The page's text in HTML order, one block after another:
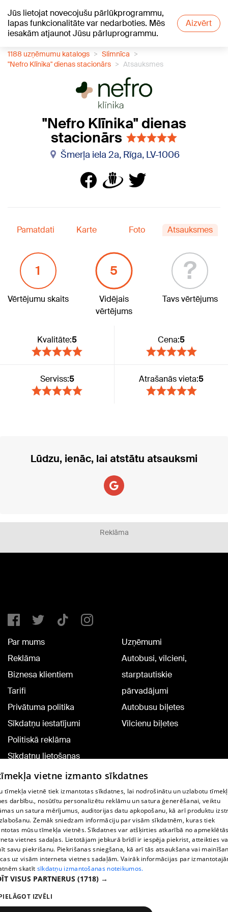
Jūs lietojat novecojušu pārlūkprogrammu,
lapas funkcionalitāte var nedarboties. Mēs
iesakām atjaunot Jūsu pārluprogrammu.
Aizvērt
+12°C
1188 uzņēmumu katalogs
Slimnīca
"Nefro Klīnika" dienas stacionārs
Atsauksmes
"Nefro Klīnika" dienas
stacionārs
Šmerļa iela 2a, Rīga, LV-1006
Pamatdati Karte Foto Atsauksmes
1
Vērtējumu skaits
5
Vidējais
vērtējums
?
Tavs vērtējums
Kvalitāte:5 Cena:5
Serviss:5 Atrašanās vieta:5
Lūdzu, ienāc, lai atstātu atsauksmi
Reklāma
Par mums
Reklāma
Biznesa klientiem
Tarifi
Privātuma politika
Sīkdatņu iestatījumi
Politiskā reklāma
Sīkdatņu lietošanas
noteikumi
Komentāru pievienošana
Uzņēmumi
Autobusi, vilcieni,
starptautiskie
pārvadājumi
Autobusu biļetes
Vilcienu biļetes
TV programma
Līguma noteikumi
360 Ziņu kontakti
Helio Media
Portāla palīdzības dienests: e-pasts -
vietne izmanto sīkdatnes
tīmekļa vietnē tiek izmantotas sīkdatnes, lai nodrošinātu un uzlabotu
darbību., nosūtītu personalizētu reklāmu un satura ģenerēšanai, veiktu
un satura mērījumus, auditorijas datu apkopošanu, kā arī produktu
Zemāk sniedzam informāciju par visām sīkdatnēm, kuras tiek
mūsu tīmekļa vietnēs. Sīkdatnes var atšķirties atkarībā no
vietnes sadaļas. Lietotājam jebkurā brīdī ir iespēja piekrist, atteikties
savu piekrišanu. Piekrišanas sniegšana, kā arī tās atsaukšana vai
uz visām interneta vietnes sadaļām. Vairāk informācijas par
skatīt sīkdatņu izmantošanas noteikumos.
VISUS PARTNERUS (1718) →
IZVĒLI